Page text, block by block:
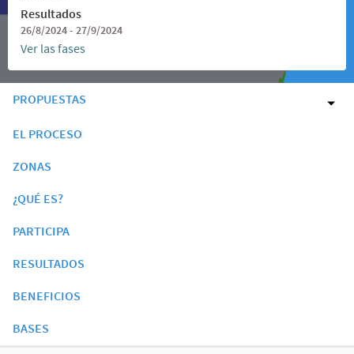
Resultados
26/8/2024 - 27/9/2024
Ver las fases
PROPUESTAS
EL PROCESO
ZONAS
¿QUÉ ES?
PARTICIPA
RESULTADOS
BENEFICIOS
BASES